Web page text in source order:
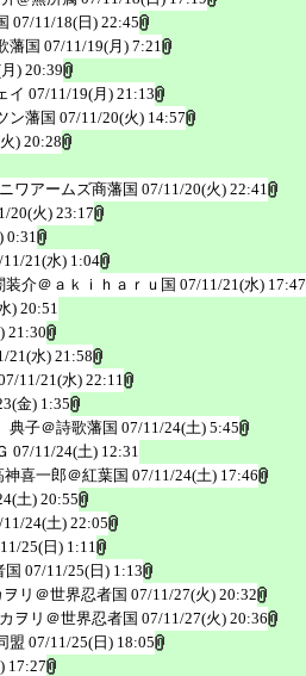
07/11/18(日) 22:45
藩国 07/11/19(月) 7:21
) 20:39
イ 07/11/19(月) 21:13
ン藩国 07/11/20(火) 14:57
) 20:28
ワアームズ商藩国 07/11/20(火) 22:41
20(火) 23:17
0:31
11/21(水) 1:04
装介＠ａｋｉｈａｒｕ国 07/11/21(水) 17:47
) 20:51
21:30
21(水) 21:58
11/21(水) 22:11
金) 1:35
子＠詩歌藩国 07/11/24(土) 5:45
07/11/24(土) 12:31
神喜一郎＠紅葉国 07/11/24(土) 17:46
土) 20:55
11/24(土) 22:05
25(日) 1:11
国 07/11/25(日) 1:13
ヲリ＠世界忍者国 07/11/27(火) 20:32
カヲリ＠世界忍者国 07/11/27(火) 20:36
盟 07/11/25(日) 18:05
17:27